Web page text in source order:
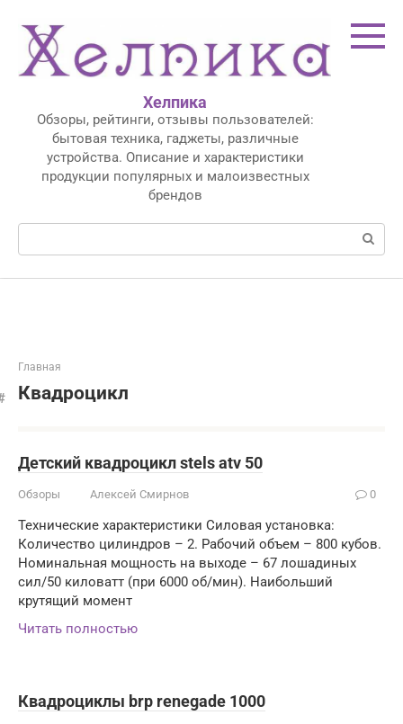
контенту
Хелпика
Обзоры, рейтинги, отзывы пользователей:
бытовая техника, гаджеты, различные
устройства. Описание и характеристики
продукции популярных и малоизвестных
брендов
Поиск:
Главная
Квадроцикл
Детский квадроцикл stels atv 50
Обзоры Алексей Смирнов 0
Технические характеристики Силовая установка:
Количество цилиндров – 2. Рабочий объем – 800 кубов.
Номинальная мощность на выходе – 67 лошадиных
сил/50 киловатт (при 6000 об/мин). Наибольший
крутящий момент
Читать полностью
Квадроциклы brp renegade 1000